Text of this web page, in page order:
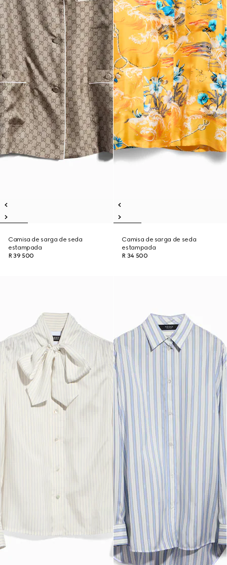
Camisa de sarga de seda
estampada
R 39 500
Camisa de sarga de seda
estampada
R 34 500